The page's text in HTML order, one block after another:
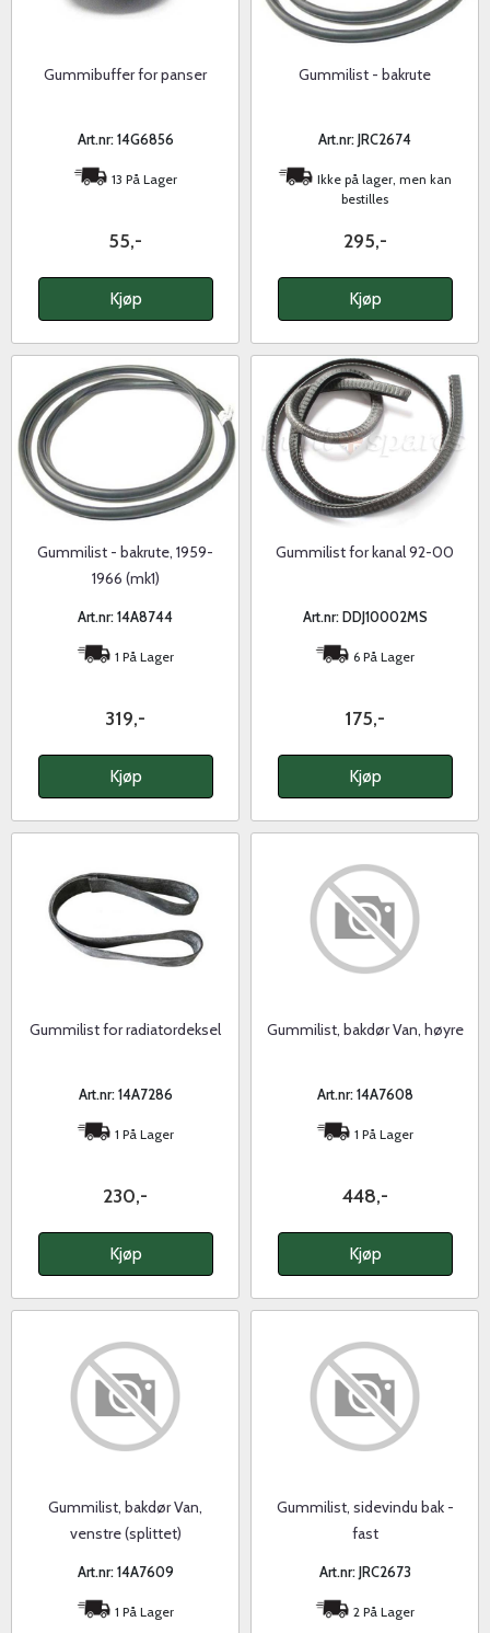
Gummibuffer for panser
Art.nr: 14G6856
13 På Lager
55,-
Kjøp
Gummilist - bakrute
Art.nr: JRC2674
Ikke på lager, men kan
bestilles
295,-
Kjøp
Gummilist - bakrute, 1959-
1966 (mk1)
Art.nr: 14A8744
1 På Lager
319,-
Kjøp
Gummilist for kanal 92-00
Art.nr: DDJ10002MS
6 På Lager
175,-
Kjøp
Gummilist for radiatordeksel
Art.nr: 14A7286
1 På Lager
230,-
Kjøp
Gummilist, bakdør Van, høyre
Art.nr: 14A7608
1 På Lager
448,-
Kjøp
Gummilist, bakdør Van,
venstre (splittet)
Art.nr: 14A7609
1 På Lager
Gummilist, sidevindu bak -
fast
Art.nr: JRC2673
2 På Lager